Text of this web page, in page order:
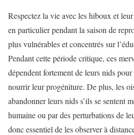
Respectez la vie avec les hiboux et
en particulier pendant la saison de
plus vulnérables et concentrés sur
Pendant cette période critique, ces
dépendent fortement de leurs nids
nourrir leur progéniture. De plus, les
abandonner leurs nids s’ils se sentent
humaine ou par des perturbations de
donc essentiel de les observer à